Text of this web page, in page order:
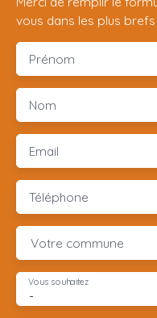
vous dans les plus brefs
Prénom
Nom
Email
Téléphone
Votre commune
-
Vous souhaitez